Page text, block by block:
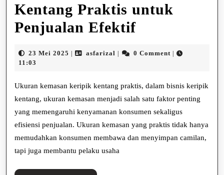
Kentang Praktis untuk
Penjualan EfektifUkuran
Keripik
Kentang
Praktis
untuk
Penjualan
23 Mei 2025 23
asfarizal asfarizal0 Comment
11:03
Ukuran kemasan keripik kentang praktis, dalam bisnis keripik
kentang, ukuran kemasan menjadi salah satu faktor penting
yang memengaruhi kenyamanan konsumen sekaligus
efisiensi penjualan. Ukuran kemasan yang praktis tidak hanya
memudahkan konsumen membawa dan menyimpan camilan,
tapi juga membantu pelaku usaha